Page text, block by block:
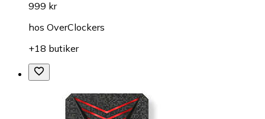
999 kr
hos OverClockers
+18 butiker